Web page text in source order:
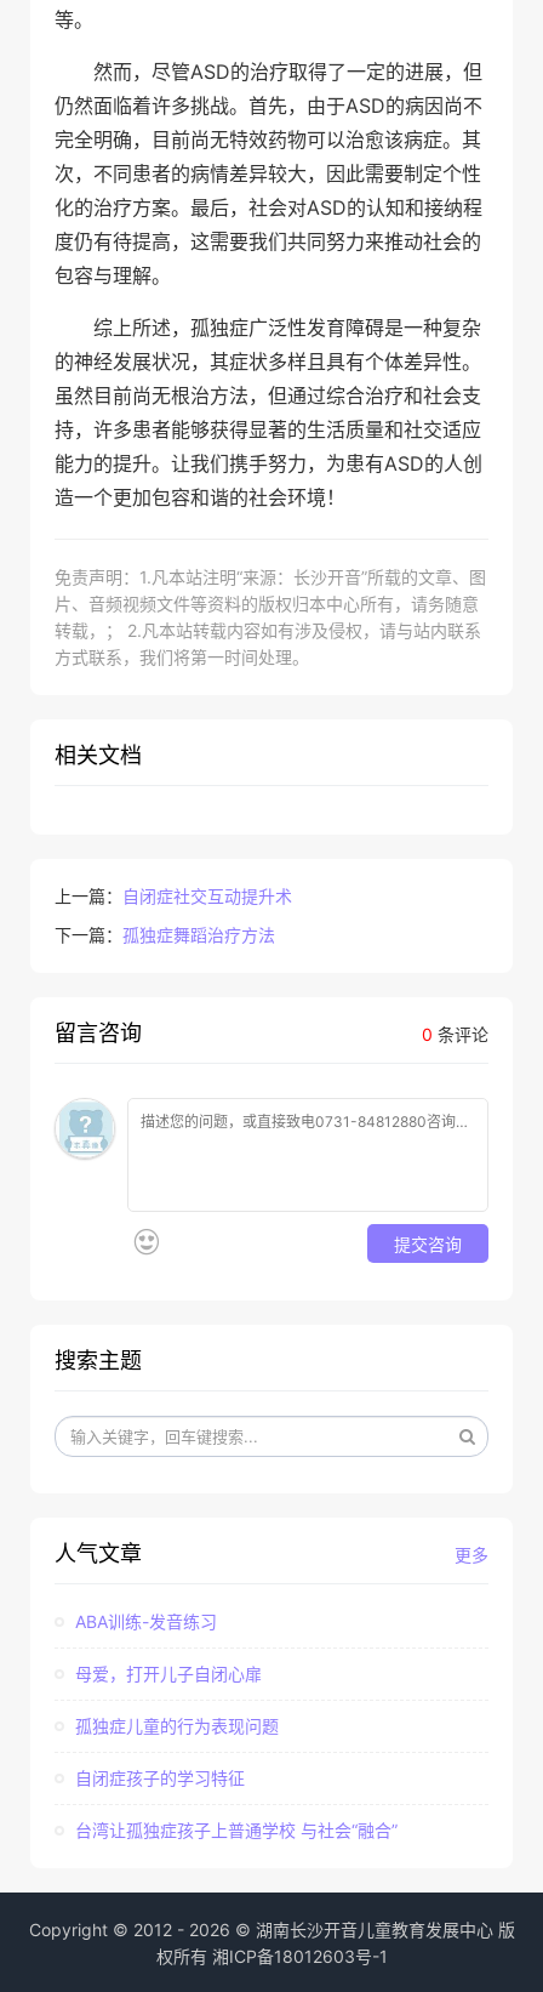
等。
然而，尽管ASD的治疗取得了一定的进展，但
仍然面临着许多挑战。首先，由于ASD的病因尚不
完全明确，目前尚无特效药物可以治愈该病症。其
次，不同患者的病情差异较大，因此需要制定个性
化的治疗方案。最后，社会对ASD的认知和接纳程
度仍有待提高，这需要我们共同努力来推动社会的
包容与理解。
综上所述，孤独症广泛性发育障碍是一种复杂
的神经发展状况，其症状多样且具有个体差异性。
虽然目前尚无根治方法，但通过综合治疗和社会支
持，许多患者能够获得显著的生活质量和社交适应
能力的提升。让我们携手努力，为患有ASD的人创
造一个更加包容和谐的社会环境！
免责声明：1.凡本站注明“来源：长沙开音”所载的文章、图
片、音频视频文件等资料的版权归本中心所有，请务随意
转载，； 2.凡本站转载内容如有涉及侵权，请与站内联系
方式联系，我们将第一时间处理。
相关文档
上一篇：
自闭症社交互动提升术
下一篇： 孤独症舞蹈治疗方法
0 条评论
留言咨询
提交咨询
搜索主题
更多
人气文章
ABA训练-发音练习
母爱，打开儿子自闭心扉
孤独症儿童的行为表现问题
自闭症孩子的学习特征
台湾让孤独症孩子上普通学校 与社会“融合”
Copyright © 2012 - 2026 © 湖南长沙开音儿童教育发展中心 版
权所有 湘ICP备18012603号-1